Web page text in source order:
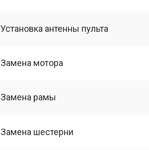
Установка антенны пульта
Замена мотора
Замена рамы
Замена шестерни